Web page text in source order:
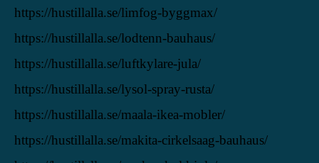
https://hustillalla.se/limfog-byggmax/
https://hustillalla.se/lodtenn-bauhaus/
https://hustillalla.se/luftkylare-jula/
https://hustillalla.se/lysol-spray-rusta/
https://hustillalla.se/maala-ikea-mobler/
https://hustillalla.se/makita-cirkelsaag-bauhaus/